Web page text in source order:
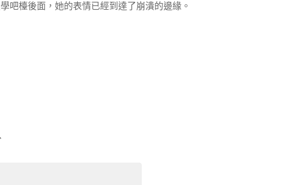
吧檯後面，她的表情已經到達了崩潰的邊緣。
*